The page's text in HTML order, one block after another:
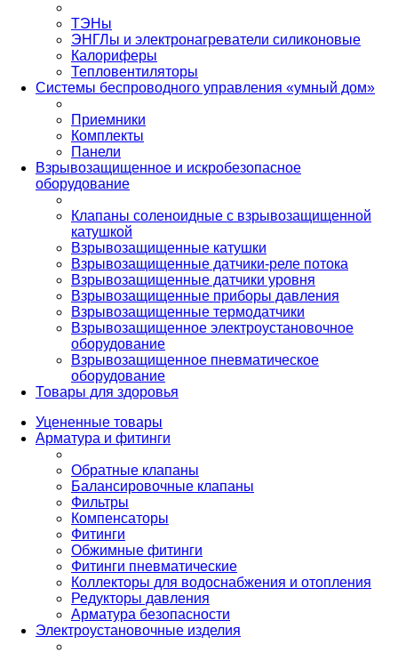
ТЭНы
ЭНГЛы и электронагреватели силиконовые
Калориферы
Тепловентиляторы
Системы беспроводного управления «умный дом»
Приемники
Комплекты
Панели
Взрывозащищенное и искробезопасное
оборудование
Клапаны соленоидные с взрывозащищенной
катушкой
Взрывозащищенные катушки
Взрывозащищенные датчики-реле потока
Взрывозащищенные датчики уровня
Взрывозащищенные приборы давления
Взрывозащищенные термодатчики
Взрывозащищенное электроустановочное
оборудование
Взрывозащищенное пневматическое
оборудование
Товары для здоровья
Уцененные товары
Арматура и фитинги
Обратные клапаны
Балансировочные клапаны
Фильтры
Компенсаторы
Фитинги
Обжимные фитинги
Фитинги пневматические
Коллекторы для водоснабжения и отопления
Редукторы давления
Арматура безопасности
Электроустановочные изделия